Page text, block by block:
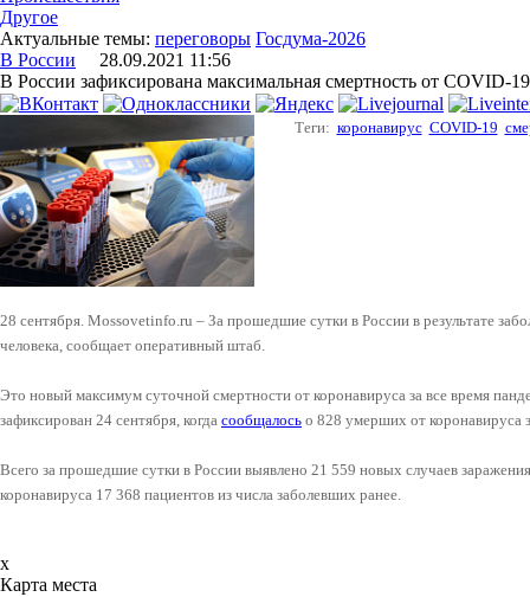
Другое
Актуальные темы: переговоры Госдума-2026
В России 28.09.2021 11:56
В России зафиксирована максимальная смертность от COVID-19
Теги: коронавирус COVID-19
28 сентября. Mossovetinfo.ru – За прошедшие сутки в России в результате
человека, сообщает оперативный штаб.
Это новый максимум суточной смертности от коронавируса за все время
зафиксирован 24 сентября, когда сообщалось о 828 умерших от коронавируса
Всего за прошедшие сутки в России выявлено 21 559 новых случаев
коронавируса 17 368 пациентов из числа заболевших ранее.
x
Карта места